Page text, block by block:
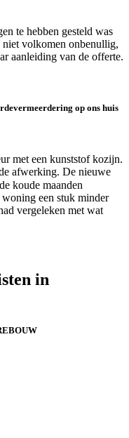
te hebben gesteld was
niet volkomen onbenullig,
aanleiding van de offerte.
op ons huis
met een kunststof kozijn.
afwerking. De nieuwe
koude maanden
een stuk minder
vergeleken met wat
in